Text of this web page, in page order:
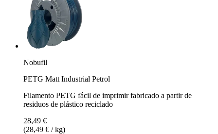
Nobufil
PETG Matt Industrial Petrol
Filamento PETG fácil de imprimir fabricado a partir de
residuos de plástico reciclado
28,49 €
(28,49 € / kg)